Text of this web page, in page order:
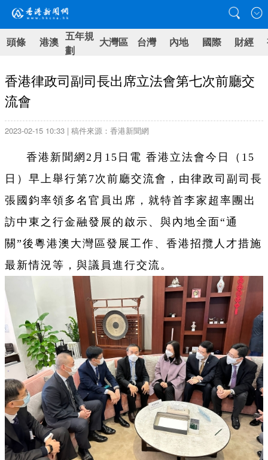
頭條 港澳 五年規
劃
大灣區 台灣 內地 國際 財經
香港律政司副司長出席立法會第七次前廳交
流會
2023-02-15 10:33 | 稿件來源：香港新聞網
香港新聞網2月15日電 香港立法會今日（15
日）早上舉行第7次前廳交流會，由律政司副司長
張國鈞率領多名官員出席，就特首李家超率團出
訪中東之行金融發展的啟示、與內地全面“通
關”後粵港澳大灣區發展工作、香港招攬人才措施
最新情況等，與議員進行交流。